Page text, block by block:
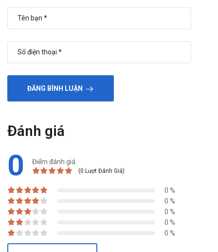
ĐĂNG BÌNH LUẬN
Đánh giá
0 Điểm đánh giá
(0 Lượt Đánh Giá)
0 %
0 %
0 %
0 %
0 %